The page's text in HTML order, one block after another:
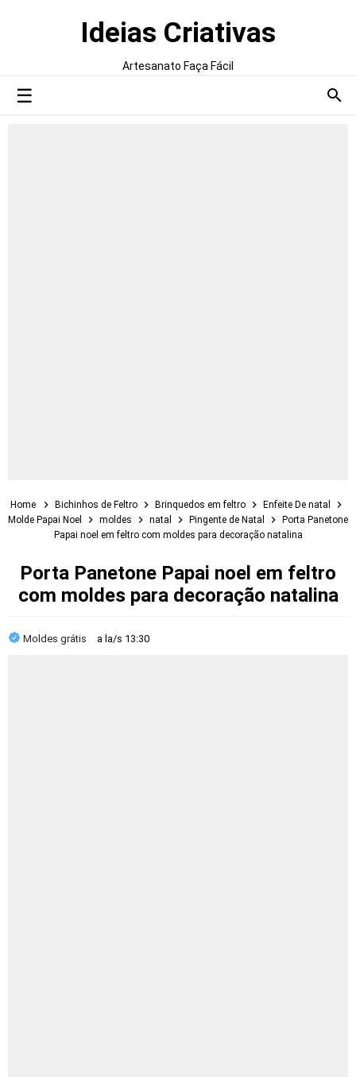
Ideias Criativas
Artesanato Faça Fácil
Home Bichinhos de Feltro Brinquedos em feltro
Enfeite De natal
Molde Papai Noel
moldes natal Pingente de Natal
Porta Panetone
Papai noel em feltro com moldes para decoração natalina
Porta Panetone Papai noel em feltro
com moldes para decoração natalina
Moldes grátis a la/s 13:30